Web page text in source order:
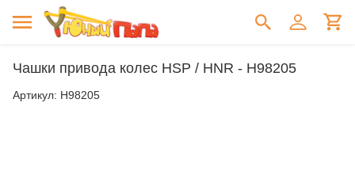
Чашки привода колес HSP / HNR - H98205
Артикул: H98205